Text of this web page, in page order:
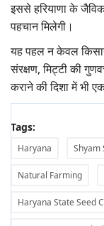
इससे हरियाणा के जैविक
पहचान मिलेगी।
यह पहल न केवल
संरक्षण, मिट्टी की
कराने की दिशा में भी
Tags:
Haryana Shyam
Natural Farming
Haryana State Seed